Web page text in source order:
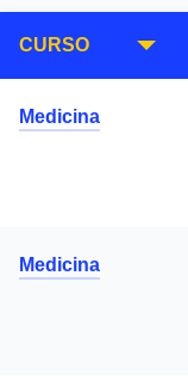
CURSO
Medicina
Medicina